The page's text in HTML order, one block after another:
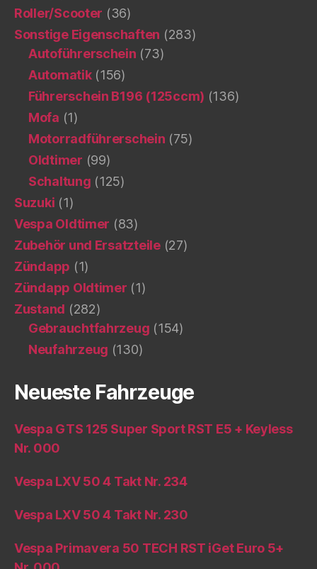
Roller/Scooter (36)
Sonstige Eigenschaften (283)
Autoführerschein (73)
Automatik(156)
Führerschein B196 (125ccm) (136)
Mofa (1)
Motorradführerschein (75)
Oldtimer (99)
Schaltung (125)
Suzuki (1)
Vespa Oldtimer (83)
Zubehör und Ersatzteile(27)
Zündapp (1)
Zündapp Oldtimer (1)
Zustand (282)
Gebrauchtfahrzeug (154)
Neufahrzeug (130)
Neueste Fahrzeuge
Vespa GTS 125 Super Sport RST E5 + Keyless
Nr. 000
Vespa LXV 50 4 Takt Nr. 234
Vespa LXV 50 4 Takt Nr. 230
Vespa Primavera 50 TECH RST iGet Euro 5+